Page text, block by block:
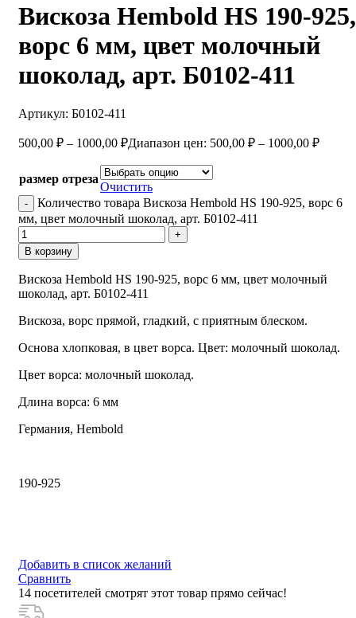
Вискоза Hembold HS 190-925,
ворс 6 мм, цвет молочный
шоколад, арт. Б0102-411
Артикул: Б0102-411
500,00 ₽ – 1000,00 ₽Диапазон цен: 500,00 ₽ – 1000,00 ₽
размер отреза
Очистить
Количество товара Вискоза Hembold HS 190-925, ворс 6
мм, цвет молочный шоколад, арт. Б0102-411
В корзину
Вискоза Hembold HS 190-925, ворс 6 мм, цвет молочный
шоколад, арт. Б0102-411
Вискоза, ворс прямой, гладкий, с приятным блеском.
Основа хлопковая, в цвет ворса. Цвет: молочный шоколад.
Цвет ворса: молочный шоколад.
Длина ворса: 6 мм
Германия, Hembold
190-925
Добавить в список желаний
Сравнить
14 посетителей смотрят этот товар прямо сейчас!